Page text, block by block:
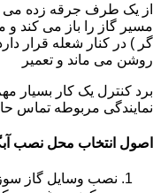
از یک طرف جرقه زده
مسیر گاز را باز می کند
گر ) در کنار شعله قرار
روشن می ماند و تعمیر
برد کنترل یک کار بسیار
نمایندگی مربوطه تماس
اصول انتخاب محل نصب
نصب وسایل گاز